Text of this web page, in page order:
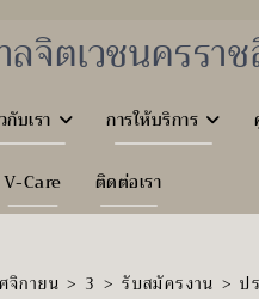
ลจิตเวชนครรา
กับเรา การให้บริการ
V-Care ติดต่อเรา
จิกายน > 3 > รับสมัครงาน > ป